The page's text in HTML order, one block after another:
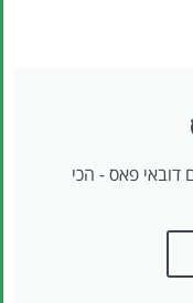
דובאי פאס - הכי